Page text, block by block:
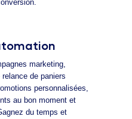
marketing,
de paniers
personnalisées,
au bon moment et
du temps et